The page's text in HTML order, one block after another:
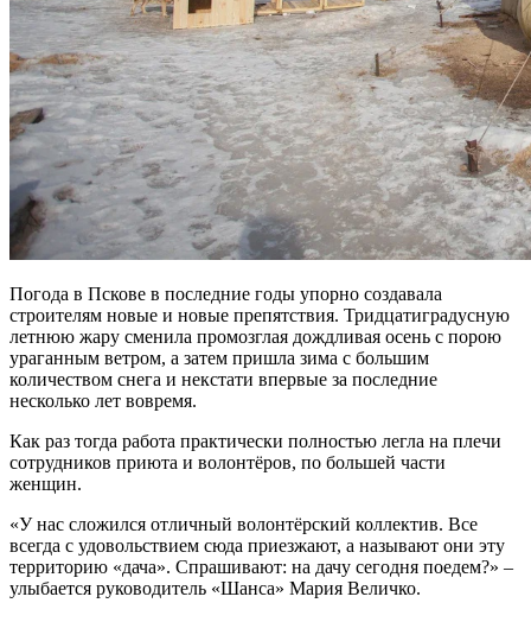
Погода в Пскове в последние годы упорно создавала
строителям новые и новые препятствия. Тридцатиградусную
летнюю жару сменила промозглая дождливая осень с порою
ураганным ветром, а затем пришла зима с большим
количеством снега и некстати впервые за последние
несколько лет вовремя.
Как раз тогда работа практически полностью легла на плечи
сотрудников приюта и волонтёров, по большей части
женщин.
«У нас сложился отличный волонтёрский коллектив. Все
всегда с удовольствием сюда приезжают, а называют они эту
территорию «дача». Спрашивают: на дачу сегодня поедем?» –
улыбается руководитель «Шанса» Мария Величко.